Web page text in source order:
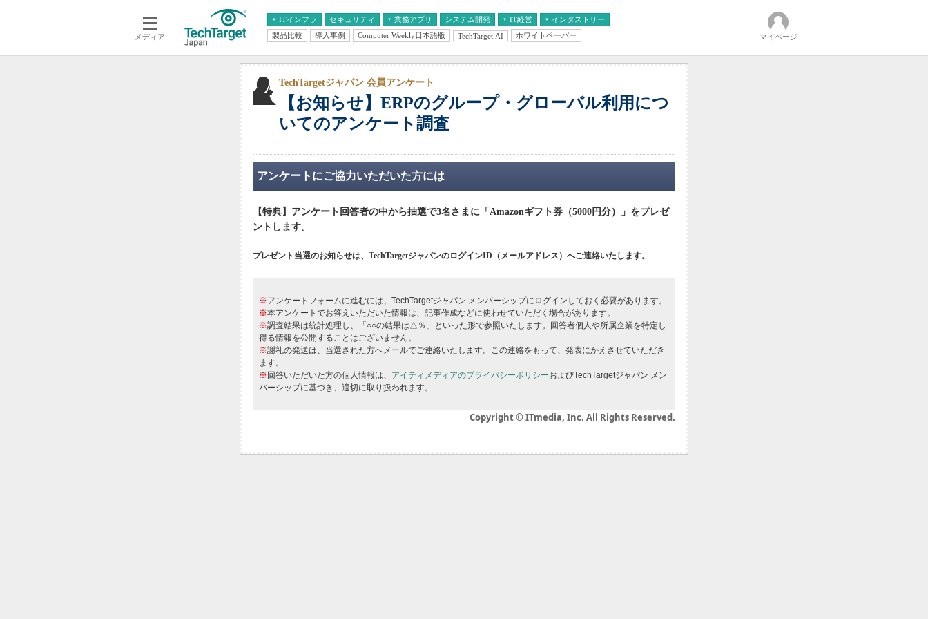
メディア
ITインフラ
クラウド
セキュリティ 業務アプリ
エンタープライズAI
ERP
データ分析
情報系システム
システム開発 IT経営
経営とIT
インダストリー
医療IT
製品比較 導入事例 Computer Weekly日本語版 TechTarget.AI ホワイトペーパー マイページ
【お知らせ】ERPのグループ・グローバル利用につ
いてのアンケート調査
TechTargetジャパン 会員アンケート
アンケートにご協力いただいた方には
【特典】アンケート回答者の中から抽選で3名さまに「Amazonギフト券（5000円分）」をプレゼ
ントします。
プレゼント当選のお知らせは、TechTargetジャパンのログインID（メールアドレス）へご連絡いたします。
※アンケートフォームに進むには、TechTargetジャパン メンバーシップにログインしておく必要があります。
※本アンケートでお答えいただいた情報は、記事作成などに使わせていただく場合があります。
※調査結果は統計処理し、「○○の結果は△％」といった形で参照いたします。回答者個人や所属企業を特定し
得る情報を公開することはございません。
※謝礼の発送は、当選された方へメールでご連絡いたします。この連絡をもって、発表にかえさせていただき
ます。
※ 回答いただいた方の個人情報は、 アイティメディアのプライバシーポリシーおよびTechTargetジャパン メン
バーシップに基づき、適切に取り扱われます。
Copyright © ITmedia, Inc. All Rights Reserved.